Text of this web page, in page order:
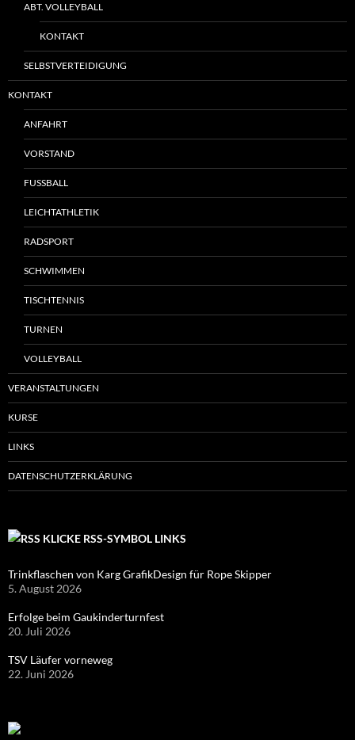
ABT. VOLLEYBALL
KONTAKT
SELBSTVERTEIDIGUNG
KONTAKT
ANFAHRT
VORSTAND
FUSSBALL
LEICHTATHLETIK
RADSPORT
SCHWIMMEN
TISCHTENNIS
TURNEN
VOLLEYBALL
VERANSTALTUNGEN
KURSE
LINKS
DATENSCHUTZERKLÄRUNG
KLICKE RSS-SYMBOL LINKS
Trinkflaschen von Karg GrafikDesign für Rope Skipper
5. August 2026
Erfolge beim Gaukinderturnfest
20. Juli 2026
TSV Läufer vorneweg
22. Juni 2026